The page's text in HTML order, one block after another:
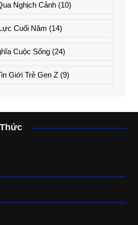
Nghịch Cảnh (10)
Cuối Năm (14)
Cuộc Sống(24)
Giới Trẻ Gen Z(9)